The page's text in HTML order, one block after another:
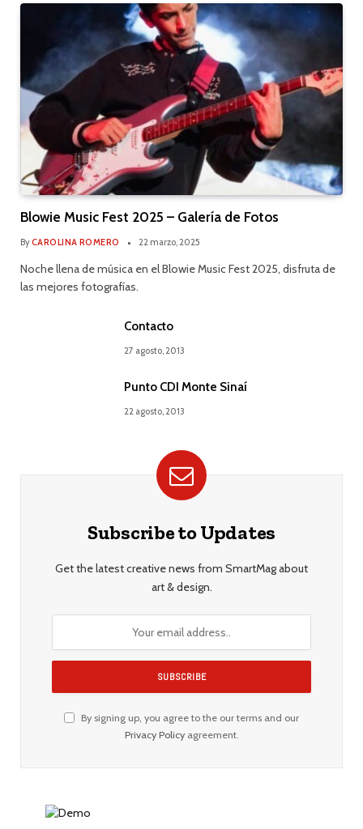
Blowie Music Fest 2025 – Galería de Fotos
ByCAROLINA ROMERO 22 marzo, 2025
Noche llena de música en el Blowie Music Fest 2025, disfruta de
las mejores fotografías.
Contacto
27 agosto, 2013
Punto CDI Monte Sinaí
22 agosto, 2013
Subscribe to Updates
Get the latest creative news from SmartMag about
art & design.
By signing up, you agree to the our terms and our
Privacy Policyagreement.